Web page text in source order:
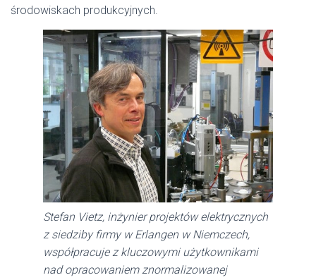
środowiskach produkcyjnych.
Stefan Vietz, inżynier projektów elektrycznych
z siedziby firmy w Erlangen w Niemczech,
współpracuje z kluczowymi użytkownikami
nad opracowaniem znormalizowanej